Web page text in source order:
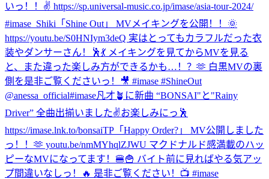
いっ！！✌️ https://sp.universal-music.co.jp/imase/asia-tour-2024/
#imase_Shiki 「Shine Out」 MVメイキングを公開！！🌞
https://youtu.be/S0HNIym3deQ 実はとってもカラフルだった衣
装やダンサーさん！🕺💃 メイキングを見てからMVを見る
と、また違った楽しみ方ができるかも…！？🫶 白黒MVの裏
側を是非ご覧くださいっ！🎥 #imase #ShineOut
@anessa_official#imase凡才🪴に新曲 “BONSAI"と"Rainy
Driver” 全曲出揃いました✌️お楽しみにっ🕺
https://imase.lnk.to/bonsaiTP 「Happy Order?」 MV公開しました
っ！！🫶 youtu.be/nmMYhqlZJWU マクドナルド感満載のハッ
ピーなMVになってます！🍔🍟 バイト前に見ればやる気アッ
プ間違いなしっ！🔥 是非ご覧ください！📺 #imase